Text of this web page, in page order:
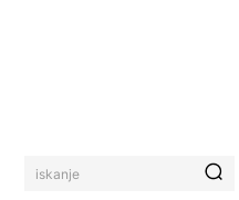
iskanje